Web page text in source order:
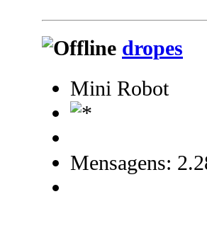
dropes
Mini Robot
Mensagens: